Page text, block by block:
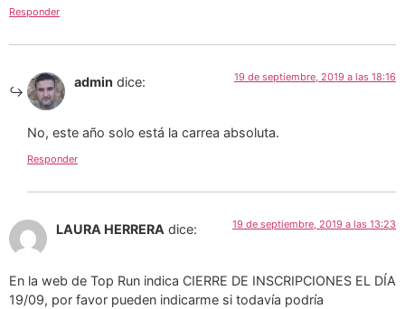
Responder
admin dice: 19 de septiembre, 2019 a las 18:16
No, este año solo está la carrea absoluta.
Responder
LAURA HERRERA dice: 19 de septiembre, 2019 a las 13:23
En la web de Top Run indica CIERRE DE INSCRIPCIONES EL DÍA
19/09, por favor pueden indicarme si todavía podría